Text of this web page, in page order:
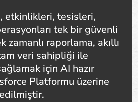
etkinlikleri, tesisleri,
tek bir güvenli
zamanlı raporlama, akıllı
veri sahipliği ile
için AI hazır
Platformu üzerine